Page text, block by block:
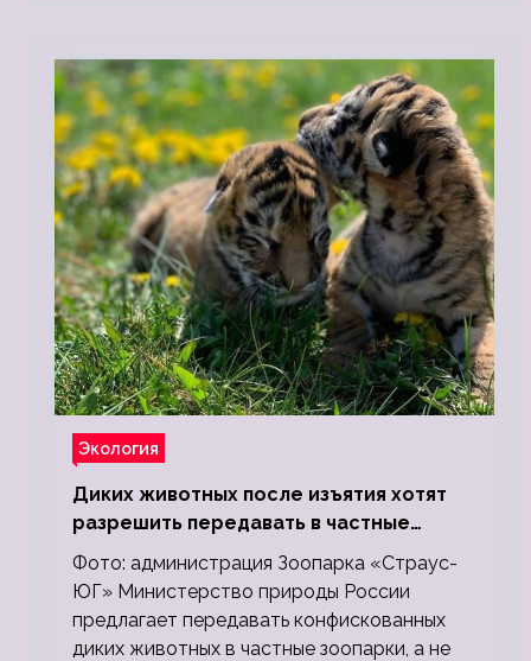
Экология
Диких животных после изъятия хотят
разрешить передавать в частные
зоопарки
Фото: администрация Зоопарка «Страус-
ЮГ» Министерство природы России
предлагает передавать конфискованных
диких животных в частные зоопарки, а не